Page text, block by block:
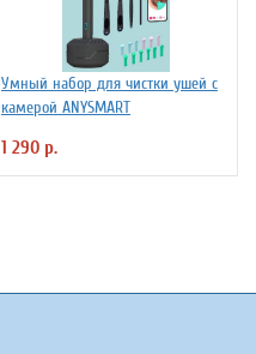
Умный набор для чистки ушей с
камерой ANYSMART
1 290 р.